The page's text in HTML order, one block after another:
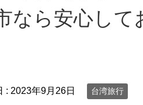
なら安心し
: 2023年9月26日 台湾旅行